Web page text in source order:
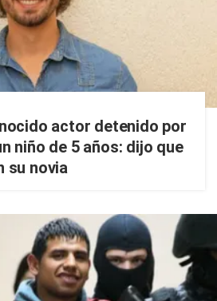
actor detenido por
niño de 5 años: dijo que
su novia